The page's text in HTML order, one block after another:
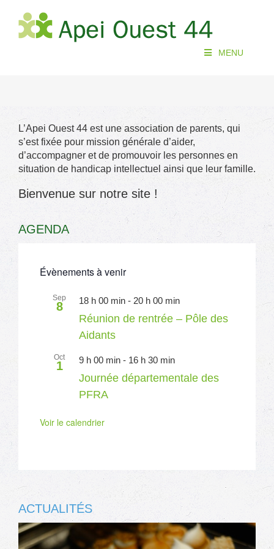
contenu
MENU
L’Apei Ouest 44 est une association de parents, qui
s’est fixée pour mission générale d’aider,
d’accompagner et de promouvoir les personnes en
situation de handicap intellectuel ainsi que leur famille.
Bienvenue sur notre site !
AGENDA
Évènements à venir
Sep
8 18 h 00 min - 20 h 00 min
Réunion de rentrée – Pôle des
Aidants
Oct
1 9 h 00 min - 16 h 30 min
Journée départementale des
PFRA
Voir le calendrier
ACTUALITÉS